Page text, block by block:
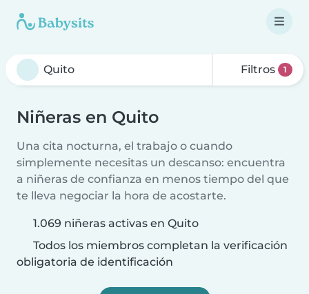
Filtros 1
Niñeras en Quito
Una cita nocturna, el trabajo o cuando
simplemente necesitas un descanso: encuentra
a niñeras de confianza en menos tiempo del que
te lleva negociar la hora de acostarte.
1.069 niñeras activas en Quito
Todos los miembros completan la verificación
obligatoria de identificación